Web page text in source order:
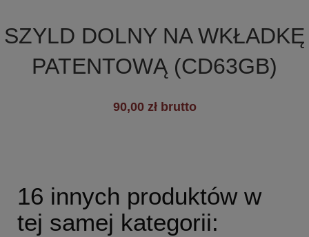

+6
SZYLD DOLNY NA WKŁADKĘ
PATENTOWĄ (CD63GB)
90,00 zł brutto
16 innych produktów w
tej samej kategorii: